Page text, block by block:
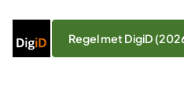
met
Regel met DigiD
(Verwijst